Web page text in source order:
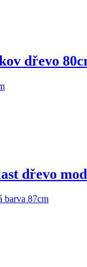
dřevo
dřevo